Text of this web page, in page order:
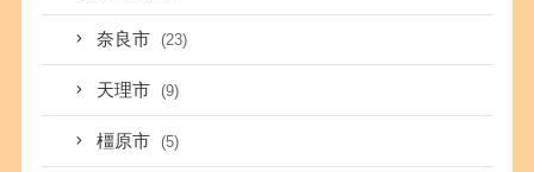
奈良市 (23)
天理市 (9)
橿原市 (5)